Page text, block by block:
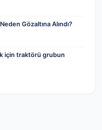
Gözaltına Alındı?
için traktörü grubun